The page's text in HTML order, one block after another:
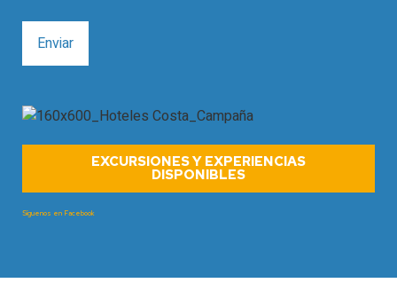
EXCURSIONES Y EXPERIENCIAS
DISPONIBLES
Síguenos en Facebook